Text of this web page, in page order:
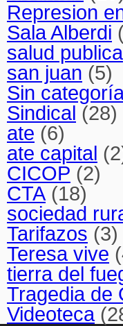
Represion
Sala Alberdi
salud publica
san juan (5)
Sin
Sindical (28)
ate (6)
ate capital
CICOP (2)
CTA (18)
sociedad
Tarifazos (3)
Teresa vive
tierra del
Tragedia de
Videoteca